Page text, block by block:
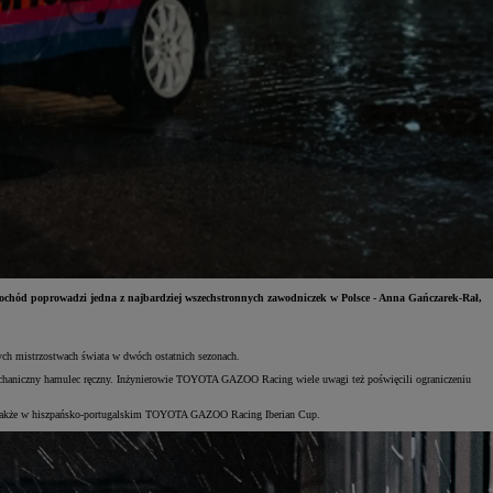
Świętujemy 35 lat Toyoty w Polsce
Odkryj 35 wyjątkowych ofert
poprowadzi jedna z najbardziej wszechstronnych zawodniczek w Polsce - Anna Gańczarek-Rał,
mistrzostwach świata w dwóch ostatnich sezonach.
hamulec ręczny. Inżynierowie TOYOTA GAZOO Racing wiele uwagi też poświęcili ograniczeniu
w hiszpańsko-portugalskim TOYOTA GAZOO Racing Iberian Cup.